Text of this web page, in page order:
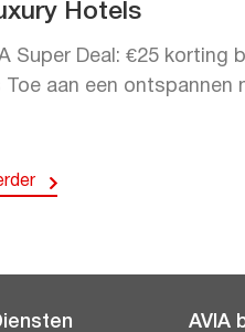
Hotels
Super Deal: €25 korting
Toe aan een ontspannen
AVIA